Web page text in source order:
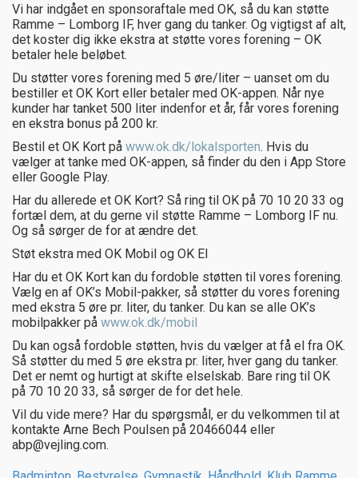
Vi har indgået en sponsoraftale med OK, så du kan støtte
Ramme – Lomborg IF, hver gang du tanker. Og vigtigst af alt,
det koster dig ikke ekstra at støtte vores forening – OK
betaler hele beløbet.
Du støtter vores forening med 5 øre/liter – uanset om du
bestiller et OK Kort eller betaler med OK-appen. Når nye
kunder har tanket 500 liter indenfor et år, får vores forening
en ekstra bonus på 200 kr.
Bestil et OK Kort på www.ok.dk/lokalsporten. Hvis du
vælger at tanke med OK-appen, så finder du den i App Store
eller Google Play.
Har du allerede et OK Kort? Så ring til OK på 70 10 20 33 og
fortæl dem, at du gerne vil støtte Ramme – Lomborg IF nu.
Og så sørger de for at ændre det.
Støt ekstra med OK Mobil og OK El
Har du et OK Kort kan du fordoble støtten til vores forening.
Vælg en af OK’s Mobil-pakker, så støtter du vores forening
med ekstra 5 øre pr. liter, du tanker. Du kan se alle OK’s
mobilpakker på www.ok.dk/mobil
Du kan også fordoble støtten, hvis du vælger at få el fra OK.
Så støtter du med 5 øre ekstra pr. liter, hver gang du tanker.
Det er nemt og hurtigt at skifte elselskab. Bare ring til OK
på 70 10 20 33, så sørger de for det hele.
Vil du vide mere? Har du spørgsmål, er du velkommen til at
kontakte Arne Bech Poulsen på 20466044 eller
abp@vejling.com.